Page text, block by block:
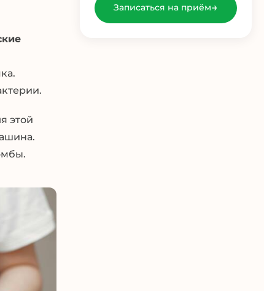
этой
Записаться на приём→